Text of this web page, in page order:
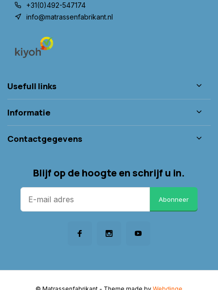
+31(0)492-547174
info@matrassenfabrikant.nl
Usefull links
Informatie
Contactgegevens
Blijf op de hoogte en schrijf u in.
Abonneer
© Matrassenfabrikant - Theme made by Webdinge